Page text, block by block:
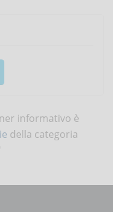
informativo è
della categoria